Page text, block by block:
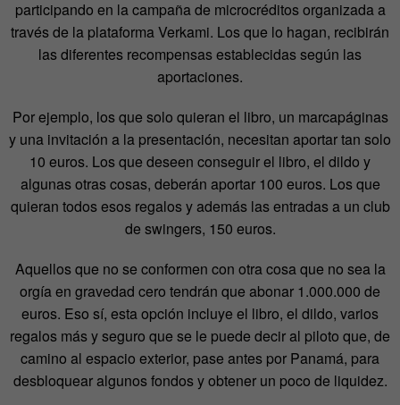
participando en la campaña de microcréditos organizada a
través de la plataforma Verkami. Los que lo hagan, recibirán
las diferentes recompensas establecidas según las
aportaciones.
Por ejemplo, los que solo quieran el libro, un marcapáginas
y una invitación a la presentación, necesitan aportar tan solo
10 euros. Los que deseen conseguir el libro, el dildo y
algunas otras cosas, deberán aportar 100 euros. Los que
quieran todos esos regalos y además las entradas a un club
de swingers, 150 euros.
Aquellos que no se conformen con otra cosa que no sea la
orgía en gravedad cero tendrán que abonar 1.000.000 de
euros. Eso sí, esta opción incluye el libro, el dildo, varios
regalos más y seguro que se le puede decir al piloto que, de
camino al espacio exterior, pase antes por Panamá, para
desbloquear algunos fondos y obtener un poco de liquidez.